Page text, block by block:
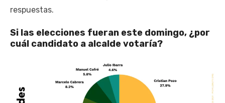
respuestas.
Si las elecciones fueran este domingo, ¿por
cuál candidato a alcalde votaría?